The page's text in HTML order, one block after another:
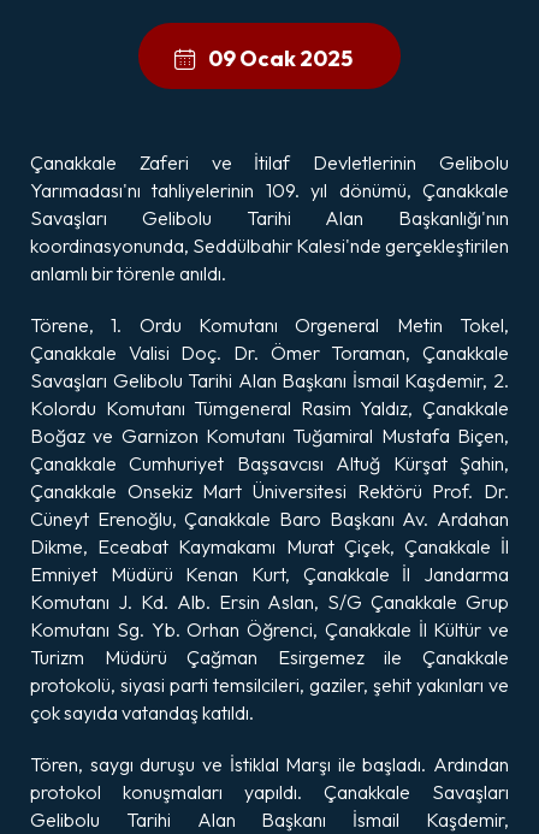
09 Ocak 2025
Çanakkale Zaferi ve İtilaf Devletlerinin Gelibolu
Yarımadası'nı tahliyelerinin 109. yıl dönümü, Çanakkale
Savaşları Gelibolu Tarihi Alan Başkanlığı'nın
koordinasyonunda, Seddülbahir Kalesi'nde gerçekleştirilen
anlamlı bir törenle anıldı.
Törene, 1. Ordu Komutanı Orgeneral Metin Tokel,
Çanakkale Valisi Doç. Dr. Ömer Toraman, Çanakkale
Savaşları Gelibolu Tarihi Alan Başkanı İsmail Kaşdemir, 2.
Kolordu Komutanı Tümgeneral Rasim Yaldız, Çanakkale
Boğaz ve Garnizon Komutanı Tuğamiral Mustafa Biçen,
Çanakkale Cumhuriyet Başsavcısı Altuğ Kürşat Şahin,
Çanakkale Onsekiz Mart Üniversitesi Rektörü Prof. Dr.
Cüneyt Erenoğlu, Çanakkale Baro Başkanı Av. Ardahan
Dikme, Eceabat Kaymakamı Murat Çiçek, Çanakkale İl
Emniyet Müdürü Kenan Kurt, Çanakkale İl Jandarma
Komutanı J. Kd. Alb. Ersin Aslan, S/G Çanakkale Grup
Komutanı Sg. Yb. Orhan Öğrenci, Çanakkale İl Kültür ve
Turizm Müdürü Çağman Esirgemez ile Çanakkale
protokolü, siyasi parti temsilcileri, gaziler, şehit yakınları ve
çok sayıda vatandaş katıldı.
Tören, saygı duruşu ve İstiklal Marşı ile başladı. Ardından
protokol konuşmaları yapıldı. Çanakkale Savaşları
Gelibolu Tarihi Alan Başkanı İsmail Kaşdemir,